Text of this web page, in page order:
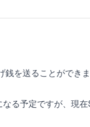
を送ることができま
る予定ですが、現